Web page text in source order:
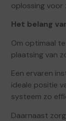
oplossing voor
Het belang
Om optimaal
plaatsing van
Een ervaren
ideale positie
systeem zo
Daarnaast